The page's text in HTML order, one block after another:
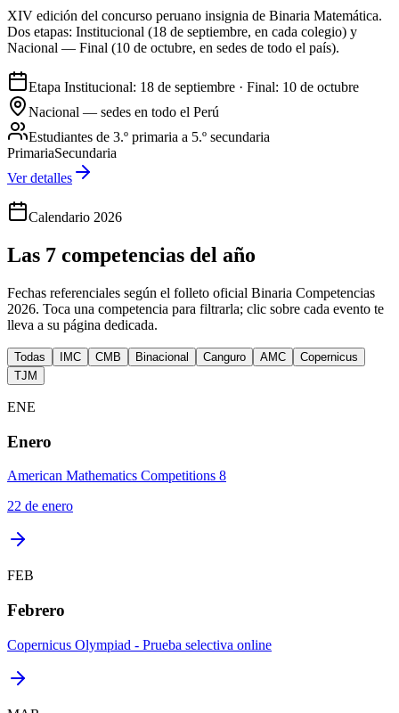
XIV edición del concurso peruano insignia de Binaria Matemática.
Dos etapas: Institucional (18 de septiembre, en cada colegio) y
Nacional — Final (10 de octubre, en sedes de todo el país).
Etapa Institucional: 18 de septiembre · Final: 10 de octubre
Nacional — sedes en todo el Perú
Estudiantes de 3.º primaria a 5.º secundaria
PrimariaSecundaria
Ver detalles
Calendario 2026
Las 7 competencias del año
Fechas referenciales según el folleto oficial Binaria Competencias
2026. Toca una competencia para filtrarla; clic sobre cada evento te
lleva a su página dedicada.
Todas IMC CMB Binacional Canguro AMC
Copernicus
TJM
ENE
Enero
American Mathematics Competitions 8
22 de enero
FEB
Febrero
Copernicus Olympiad - Prueba selectiva online